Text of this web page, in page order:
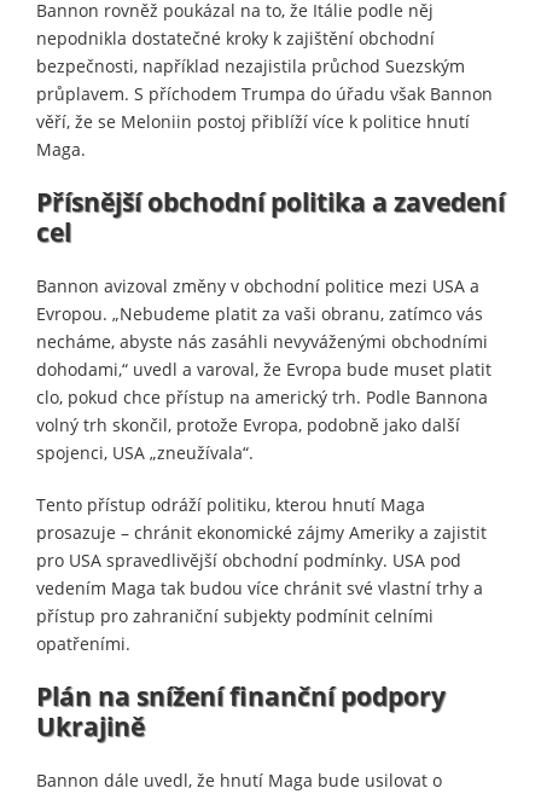
Bannon rovněž poukázal na to, že Itálie podle něj
nepodnikla dostatečné kroky k zajištění obchodní
bezpečnosti, například nezajistila průchod Suezským
průplavem. S příchodem Trumpa do úřadu však Bannon
věří, že se Meloniin postoj přiblíží více k politice hnutí
Maga.
Přísnější obchodní politika a zavedení
cel
Bannon avizoval změny v obchodní politice mezi USA a
Evropou. „Nebudeme platit za vaši obranu, zatímco vás
necháme, abyste nás zasáhli nevyváženými obchodními
dohodami,“ uvedl a varoval, že Evropa bude muset platit
clo, pokud chce přístup na americký trh. Podle Bannona
volný trh skončil, protože Evropa, podobně jako další
spojenci, USA „zneužívala“.
Tento přístup odráží politiku, kterou hnutí Maga
prosazuje – chránit ekonomické zájmy Ameriky a zajistit
pro USA spravedlivější obchodní podmínky. USA pod
vedením Maga tak budou více chránit své vlastní trhy a
přístup pro zahraniční subjekty podmínit celními
opatřeními.
Plán na snížení finanční podpory
Ukrajině
Bannon dále uvedl, že hnutí Maga bude usilovat o